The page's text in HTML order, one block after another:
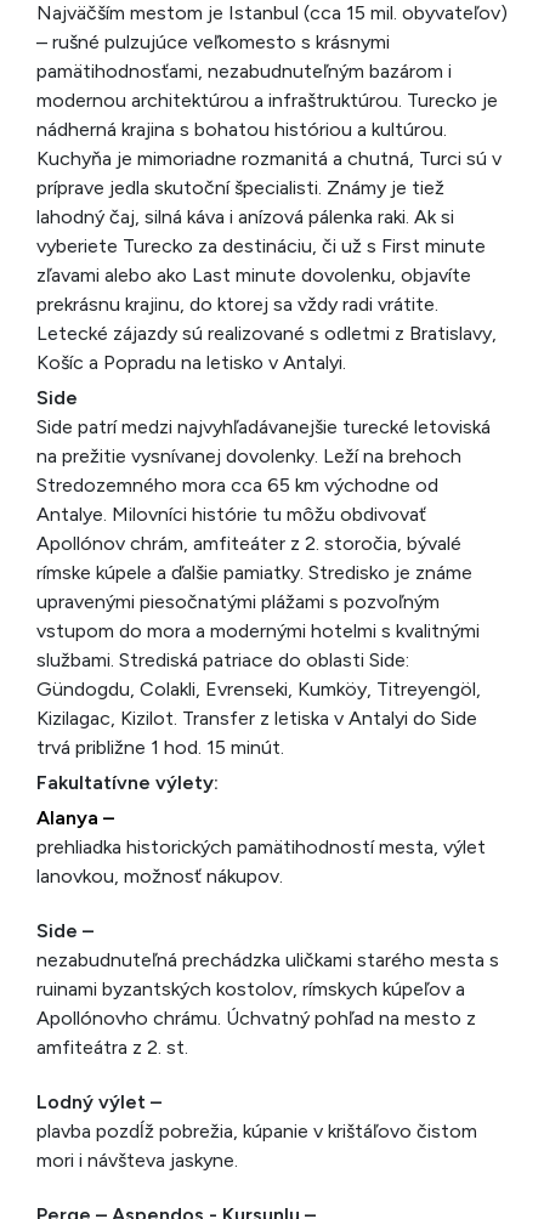
Najväčším mestom je Istanbul (cca 15 mil. obyvateľov)
– rušné pulzujúce veľkomesto s krásnymi
pamätihodnosťami, nezabudnuteľným bazá­rom i
modernou architektúrou a infraštruktúrou. Turecko je
nádherná krajina s bohatou históriou a kultúrou.
Kuchyňa je mimoriadne rozmanitá a chutná, Turci sú v
príprave jedla skutoční špecialisti. Známy je tiež
lahodný čaj, silná káva i anízová pálenka raki. Ak si
vyberiete Turecko za destináciu, či už s First minute
zľavami alebo ako Last minute dovolenku, objavíte
prekrásnu krajinu, do ktorej sa vždy radi vrátite.
Letecké zá­jazdy sú realizované s odletmi z Bratislavy,
Košíc a Popradu na letisko v Antalyi.
Side
Side patrí medzi najvyhľadávanejšie turecké letoviská
na prežitie vysnívanej dovolenky. Leží na brehoch
Stredozemného mora cca 65 km východne od
Antalye. Milovníci histórie tu môžu obdivovať
Apollónov chrám, amfiteáter z 2. storočia, bývalé
rímske kúpele a ďalšie pamiatky. Stredisko je známe
upravenými piesočnatými pláža­mi s pozvoľným
vstupom do mora a modernými hotelmi s kva­litnými
službami. Strediská patriace do oblasti Side:
Gündogdu, Colakli, Evrenseki, Kumköy, Titreyengöl,
Kizilagac, Kizilot. Transfer z le­tiska v Antalyi do Side
trvá približne 1 hod. 15 minút.
Fakultatívne výlety:
Alanya –
prehliadka historických pamätihodností mesta, vý­let
lanovkou, možnosť nákupov.
Side –
nezabudnuteľná prechádzka uličkami starého mesta s
ruinami byzantských kostolov, rímskych kúpeľov a
Apollónovho chrámu. Úchvatný pohľad na mesto z
amfi­teátra z 2. st.
Lodný výlet –
plavba pozdĺž pobrežia, kúpanie v krištáľovo čistom
mori i návšteva jaskyne.